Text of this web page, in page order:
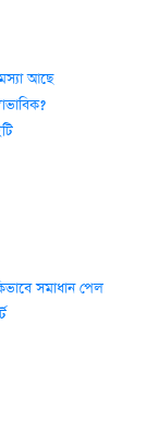
আছে
সমাধান পেল